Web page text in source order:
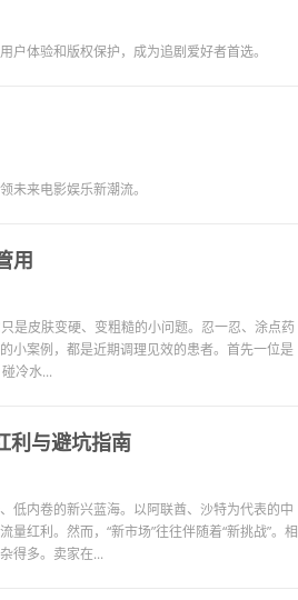
体验和版权保护，成为追剧爱好者首选。
未来电影娱乐新潮流。
用
是皮肤变硬、变粗糙的小问题。忍一忍、涂点药
小案例，都是近期调理见效的患者。首先一位是
冷水...
利与避坑指南
低内卷的新兴蓝海。以阿联酋、沙特为代表的中
红利。然而，“新市场”往往伴随着“新挑战”。相
得多。卖家在...